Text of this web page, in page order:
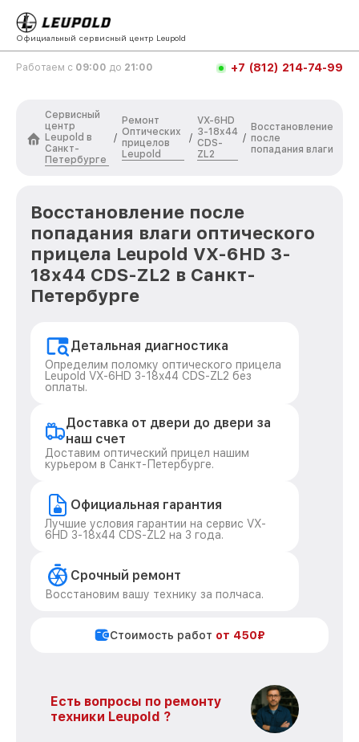
Официальный сервисный центр Leupold
Работаем с 09:00 до 21:00 +7 (812) 214-74-99
Сервисный
центр
Leupold в
Санкт-
Петербурге
/
Ремонт
Оптических
прицелов
Leupold
/
VX-6HD
3-18x44
CDS-
ZL2
/
Восстановление
после
попадания влаги
Восстановление после
попадания влаги оптического
прицела Leupold VX-6HD 3-
18x44 CDS-ZL2 в Санкт-
Петербурге
Детальная диагностика
Определим поломку оптического прицела
Leupold VX-6HD 3-18x44 CDS-ZL2 без
оплаты.
Доставка от двери до двери за
наш счет
Доставим оптический прицел нашим
курьером в Санкт-Петербурге.
Официальная гарантия
Лучшие условия гарантии на сервис VX-
6HD 3-18x44 CDS-ZL2 на 3 года.
Срочный ремонт
Восстановим вашу технику за полчаса.
Стоимость работ от 450₽
Есть вопросы по ремонту
техники Leupold ?